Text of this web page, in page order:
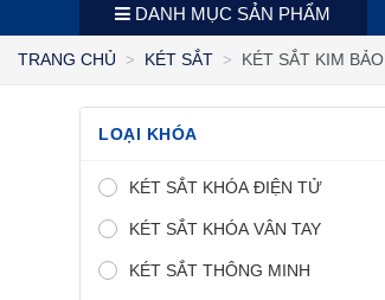
DANH MỤC SẢN PHẨM
TRANG CHỦ KÉT SẮT KÉT SẮT KIM BẢO
LOẠI KHÓA
KÉT SẮT KHÓA ĐIỆN TỬ
KÉT SẮT KHÓA VÂN TAY
KÉT SẮT THÔNG MINH